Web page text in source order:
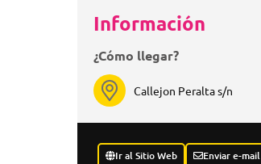
Información
¿Cómo llegar?
Callejon Peralta s/n
Ir al Sitio Web Enviar e-mail